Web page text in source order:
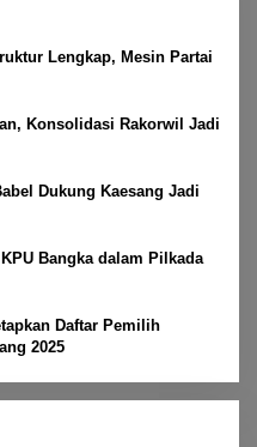
Lengkap, Mesin Partai
Konsolidasi Rakorwil Jadi
Dukung Kaesang Jadi
Bangka dalam Pilkada
Daftar Pemilih
2025